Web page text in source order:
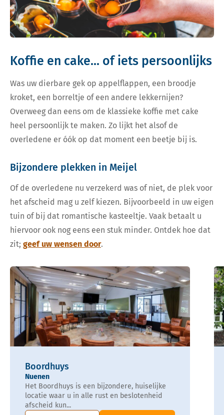
Koffie en cake... of iets persoonlijks
Was uw dierbare gek op appelflappen, een broodje
kroket, een borreltje of een andere lekkernijen?
Overweeg dan eens om de klassieke koffie met cake
heel persoonlijk te maken. Zo lijkt het alsof de
overledene er óók op dat moment een beetje bij is.
Bijzondere plekken in Meijel
Of de overledene nu verzekerd was of niet, de plek voor
het afscheid mag u zelf kiezen. Bijvoorbeeld in uw eigen
tuin of bij dat romantische kasteeltje. Vaak betaalt u
hiervoor ook nog eens een stuk minder. Ontdek hoe dat
zit; geef uw wensen door.
Boordhuys
Nuenen
Het Boordhuys is een bijzondere, huiselijke
locatie waar u in alle rust en beslotenheid
afscheid kun...